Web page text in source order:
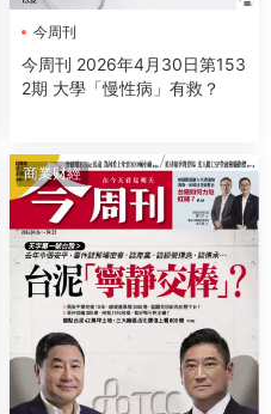
今周刊
今周刊 2026年4月30日第153
2期 大學「慢性病」有救？
商業财經